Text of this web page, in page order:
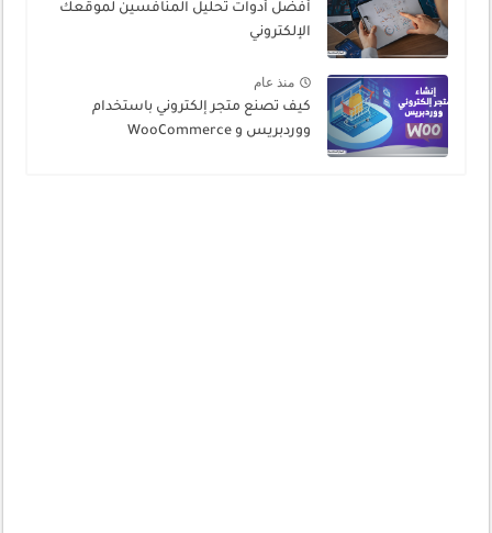
أفضل أدوات تحليل المنافسين لموقعك
الإلكتروني
منذ عام
كيف تصنع متجر إلكتروني باستخدام
ووردبريس و WooCommerce